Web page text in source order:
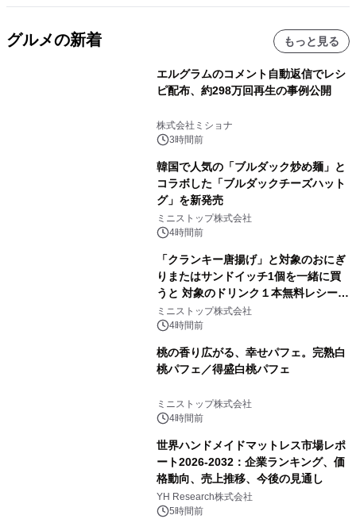
グルメの新着 もっと見る
エルグラムのコメント自動返信でレシ
ピ配布、約298万回再生の事例公開
株式会社ミショナ
3時間前
韓国で人気の「ブルダック炒め麺」と
コラボした「ブルダックチーズハット
グ」を新発売
ミニストップ株式会社
4時間前
「クランキー唐揚げ」と対象のおにぎ
りまたはサンドイッチ1個を一緒に買
うと 対象のドリンク１本無料レシート
クーポンもらえる！※1
ミニストップ株式会社
4時間前
桃の香り広がる、幸せパフェ。完熟白
桃パフェ／得盛白桃パフェ
ミニストップ株式会社
4時間前
世界ハンドメイドマットレス市場レポ
ート2026-2032：企業ランキング、価
格動向、売上推移、今後の見通し
YH Research株式会社
5時間前